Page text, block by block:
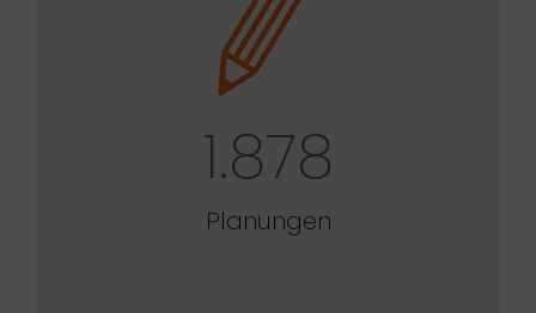
1.878
Planungen